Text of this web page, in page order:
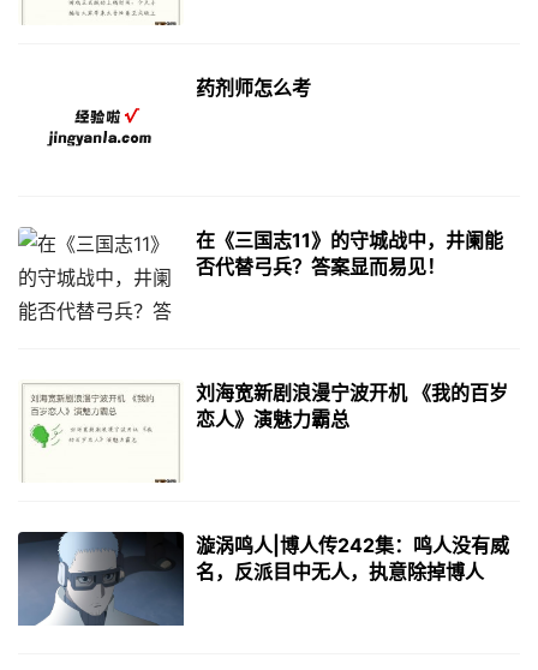
药剂师怎么考
在《三国志11》的守城战中，井阑能
否代替弓兵？答案显而易见！
刘海宽新剧浪漫宁波开机 《我的百岁
恋人》演魅力霸总
漩涡鸣人|博人传242集：鸣人没有威
名，反派目中无人，执意除掉博人